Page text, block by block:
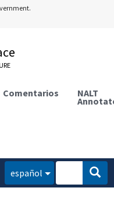
Comentarios NALT
español